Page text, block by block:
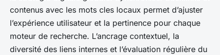
contenus avec les mots cles locaux permet d’ajuster
l’expérience utilisateur et la pertinence pour chaque
moteur de recherche. L’ancrage contextuel, la
diversité des liens internes et l’évaluation régulière du